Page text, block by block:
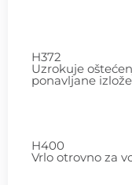
H372
Uzrokuje
ponavljane
H400
Vrlo otrovno za